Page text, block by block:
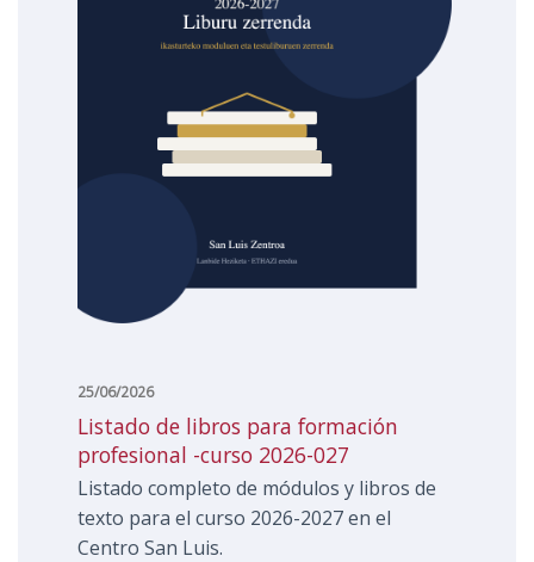
25/06/2026
listado de libros para formación
profesional -curso 2026-027
Listado completo de módulos y libros de
texto para el curso 2026-2027 en el
Centro San Luis.